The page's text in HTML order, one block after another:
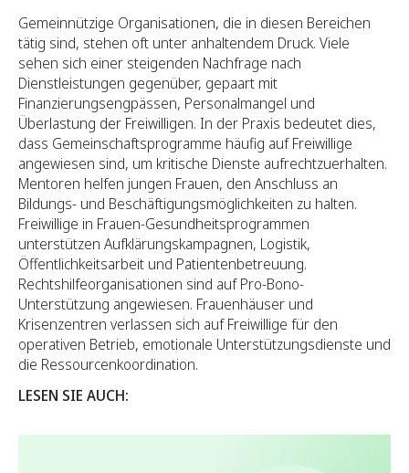
Gemeinnützige Organisationen, die in diesen Bereichen
tätig sind, stehen oft unter anhaltendem Druck. Viele
sehen sich einer steigenden Nachfrage nach
Dienstleistungen gegenüber, gepaart mit
Finanzierungsengpässen, Personalmangel und
Überlastung der Freiwilligen. In der Praxis bedeutet dies,
dass Gemeinschaftsprogramme häufig auf Freiwillige
angewiesen sind, um kritische Dienste aufrechtzuerhalten.
Mentoren helfen jungen Frauen, den Anschluss an
Bildungs- und Beschäftigungsmöglichkeiten zu halten.
Freiwillige in Frauen-Gesundheitsprogrammen
unterstützen Aufklärungskampagnen, Logistik,
Öffentlichkeitsarbeit und Patientenbetreuung.
Rechtshilfeorganisationen sind auf Pro-Bono-
Unterstützung angewiesen. Frauenhäuser und
Krisenzentren verlassen sich auf Freiwillige für den
operativen Betrieb, emotionale Unterstützungsdienste und
die Ressourcenkoordination.
LESEN SIE AUCH: